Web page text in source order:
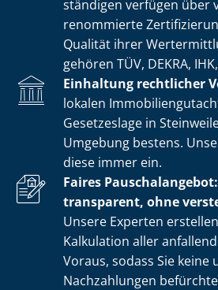
stän­di­gen verfügen über
renommierte
Qualität ihrer
gehören TÜV, DEKRA,
Einhaltung rechtlicher
lokalen
Gesetzeslage in
Umgebung bestens.
diese immer ein.
Faires
transparent, ohne
Unsere Experten
Kalkulation aller
Voraus, sodass Sie keine
Nachzahlungen